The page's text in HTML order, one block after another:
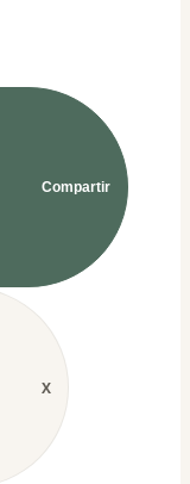
Compartir
X